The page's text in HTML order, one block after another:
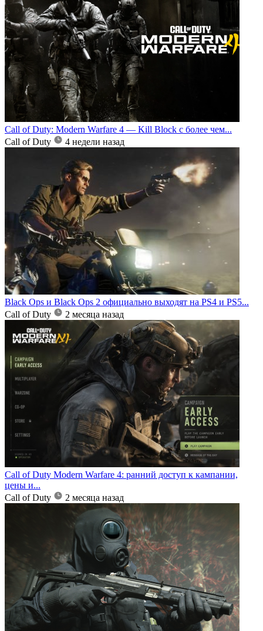
Call of Duty: Modern Warfare 4 — Kill Block с более чем...
Call of Duty
4 недели назад
Black Ops и Black Ops 2 официально выходят на PS4 и PS5...
Call of Duty
2 месяца назад
Call of Duty Modern Warfare 4: ранний доступ к кампании,
цены и...
Call of Duty
2 месяца назад